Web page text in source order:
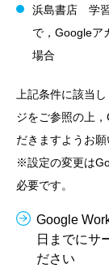
浜島書店 学習
で，Googleア
場合
上記条件に該当
ジをご参照の上
だきますようお願
※設定の変更は
必要です。
Google
日までにサ
ださい